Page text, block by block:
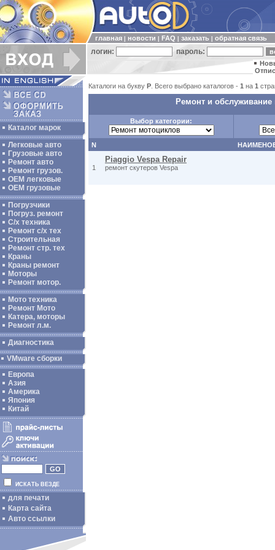
главная новости FAQ заказать обратная связь
логин: пароль:
Каталог марок
Легковые авто
Грузовые авто
Ремонт авто
Ремонт грузов.
ОЕМ легковые
OEM грузовые
Погрузчики
Погруз. ремонт
С/х техника
Ремонт с/х тех
Строительная
Ремонт стр. тех
Краны
Краны ремонт
Моторы
Ремонт мотор.
Мото техника
Ремонт Мото
Катера, моторы
Ремонт л.м.
Диагностика
VMware сборки
Европа
Азия
Америка
Япония
Китай
ИСКАТЬ ВЕЗДЕ
для печати
Карта сайта
Авто ссылки
Каталоги на букву P . Всего выбрано каталогов - 1 на 1
Ремонт и
Выбор категории:
N
1
Piaggio Vespa Repair
ремонт скутеров Vespa